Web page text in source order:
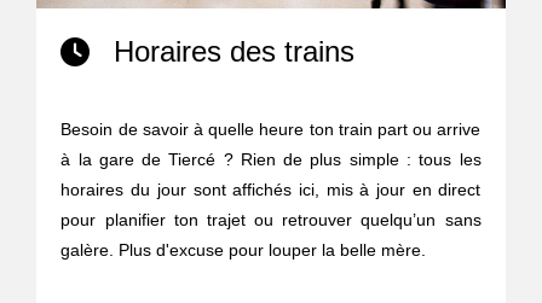
Horaires des trains
Besoin de savoir à quelle heure ton train part ou arrive
à la gare de Tiercé ? Rien de plus simple : tous les
horaires du jour sont affichés ici, mis à jour en direct
pour planifier ton trajet ou retrouver quelqu’un sans
galère. Plus d'excuse pour louper la belle mère.